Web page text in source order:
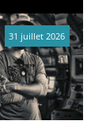
31 juillet 2026